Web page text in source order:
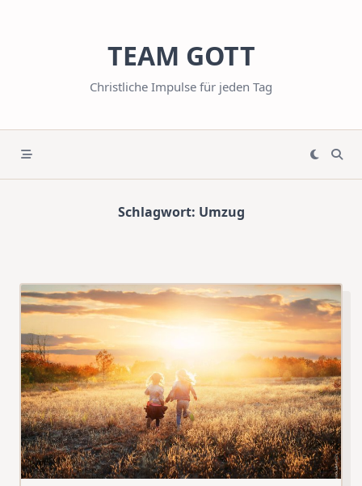
TEAM GOTT
Christliche Impulse für jeden Tag
Schlagwort: Umzug